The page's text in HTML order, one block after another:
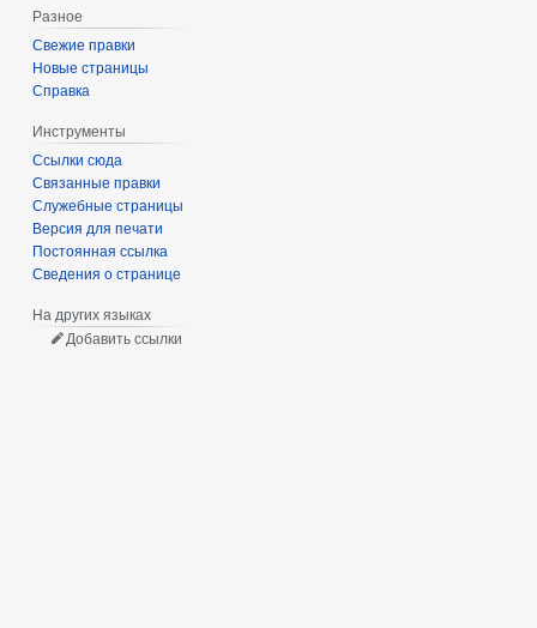
Разное
Свежие правки
Новые страницы
Справка
Инструменты
Ссылки сюда
Связанные правки
Служебные страницы
Версия для печати
Постоянная ссылка
Сведения о странице
На других языках
Добавить ссылки